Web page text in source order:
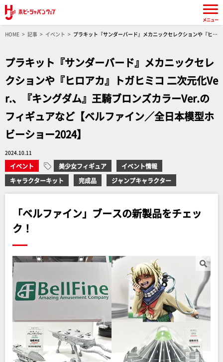
HOME 記事 イベント
プラキット『サンダーバード』メカニックセレクションや『ヒロ
プラキット『サンダーバード』メカニックセレ
クションや『ヒロアカ』トガヒミコ 二次元化Ve
r.、『キングダム』王騎ブロンズカラーVer.の
フィギュアなど【ベルファイン／全日本模型ホ
ビーショー2024】
2024.10.11
イベント 美少女フィギュア
イベント情報
キャラクターキット
完成品 ジャンプキャラクター
「ベルファイン」ブースの新製品をチェッ
ク！
メニュー